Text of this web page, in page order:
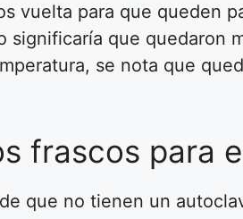
vuelta para que queden
significaría que quedaron
se nota que
frascos para
que no tienen un